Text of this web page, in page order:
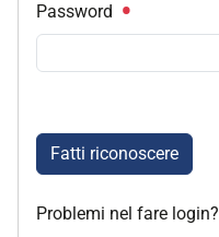
Password
Fatti riconoscere
Problemi nel fare login?